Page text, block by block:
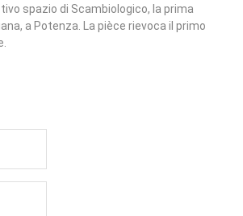
spazio di Scambiologico, la prima
a Potenza. La pièce rievoca il primo